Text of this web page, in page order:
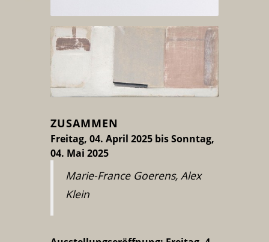
ZUSAMMEN
Freitag, 04. April 2025 bis Sonntag,
04. Mai 2025
Marie-France Goerens, Alex
Klein